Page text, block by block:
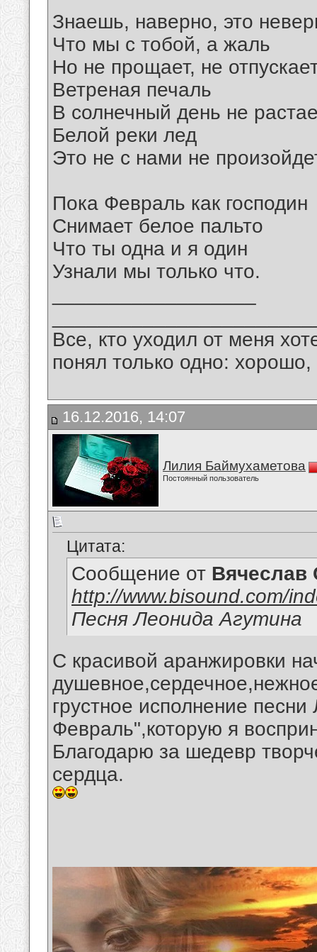
Знаешь, наверно, это
Что мы с тобой, а жаль
Но не прощает, не
Ветреная печаль
В солнечный день не
Белой реки лед
Это не с нами не
Пока Февраль как господин
Снимает белое пальто
Что ты одна и я один
Узнали мы только что.
Все, кто уходил от меня
понял только одно:
16.12.2016, 14:07
Лилия Баймухаметова
Постоянный пользователь
Цитата:
Сообщение от Вячеслав
http://www.bisound.com/
Песня Леонида Агутина
С красивой аранжировки
грустное исполнение
Февраль",которую я
Благодарю за шедевр
сердца.